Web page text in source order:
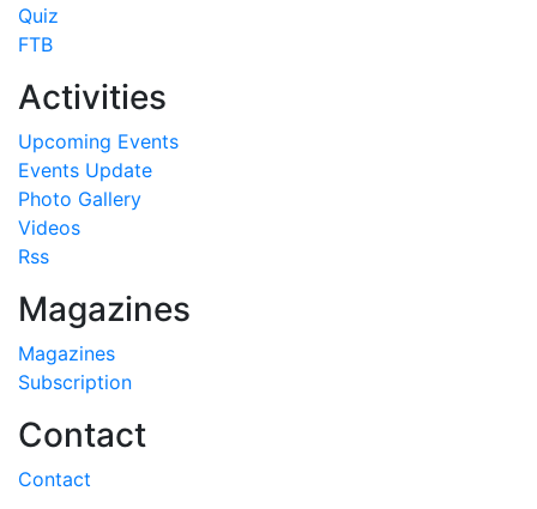
Quiz
FTB
Activities
Upcoming Events
Events Update
Photo Gallery
Videos
Rss
Magazines
Magazines
Subscription
Contact
Contact